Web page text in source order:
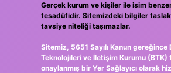
Gerçek kurum ve kişiler ile isim
tesadüfidir. Sitemizdeki bilgiler
tavsiye niteliği taşımazlar.
Sitemiz, 5651 Sayılı Kanun gereğince
Teknolojileri ve İletişim Kurumu (BTK)
onaylanmış bir Yer Sağlayıcı olarak